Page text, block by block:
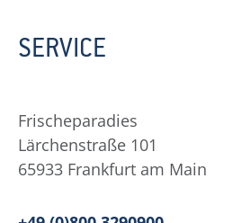
SERVICE
Frischeparadies
Lärchenstraße 101
65933 Frankfurt am Main